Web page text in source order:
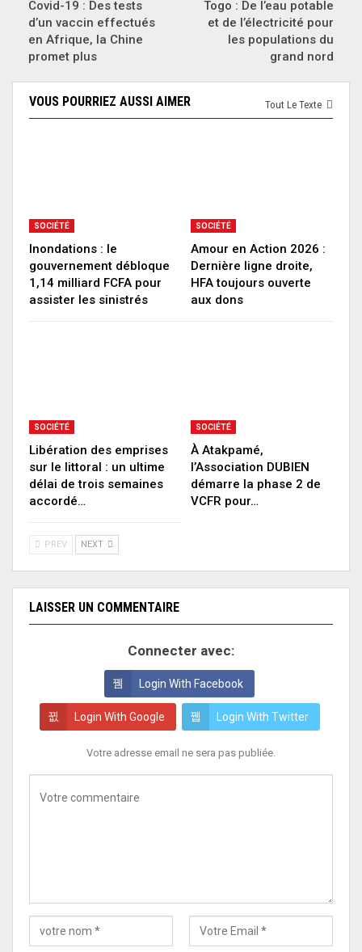
Covid-19 : Des tests
d’un vaccin effectués
en Afrique, la Chine
promet plus
Togo : De l’eau potable
et de l’électricité pour
les populations du
grand nord
Tout Le Texte
VOUS POURRIEZ AUSSI AIMER
SOCIÉTÉ
Inondations : le
gouvernement débloque
1,14 milliard FCFA pour
assister les sinistrés
SOCIÉTÉ
Amour en Action 2026 :
Dernière ligne droite,
HFA toujours ouverte
aux dons
SOCIÉTÉ
Libération des emprises
sur le littoral : un ultime
délai de trois semaines
accordé…
SOCIÉTÉ
À Atakpamé,
l’Association DUBIEN
démarre la phase 2 de
VCFR pour…
PREV NEXT
LAISSER UN COMMENTAIRE
Connecter avec:
Login With Facebook
Login With Google Login With Twitter
Votre adresse email ne sera pas publiée.